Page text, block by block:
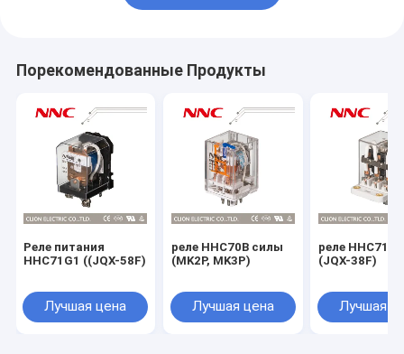
Порекомендованные Продукты
Реле питания
HHC71G1 ((JQX-58F)
Лучшая цена
реле HHC70B силы
(MK2P, MK3P)
Лучшая цена
реле HHC71B
(JQX-38F)
Лучшая